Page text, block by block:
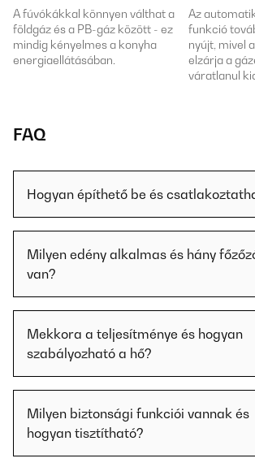
A fúvókákkal könnyen válthat a
földgáz és a PB-gáz között - ez
mindig kényelmes a konyha
energiaellátásában.
Az
funkció
nyújt, mivel
elzárja a
váratlanul
FAQ
Hogyan építhető be és
Milyen edény alkalmas és hány
van?
Mekkora a teljesítménye és hogyan
szabályozható a hő?
Milyen biztonsági funkciói vannak és
hogyan tisztítható?